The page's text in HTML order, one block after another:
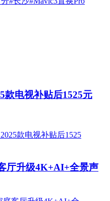
款电视补贴后1525元
厅升级4K+AI+全景声